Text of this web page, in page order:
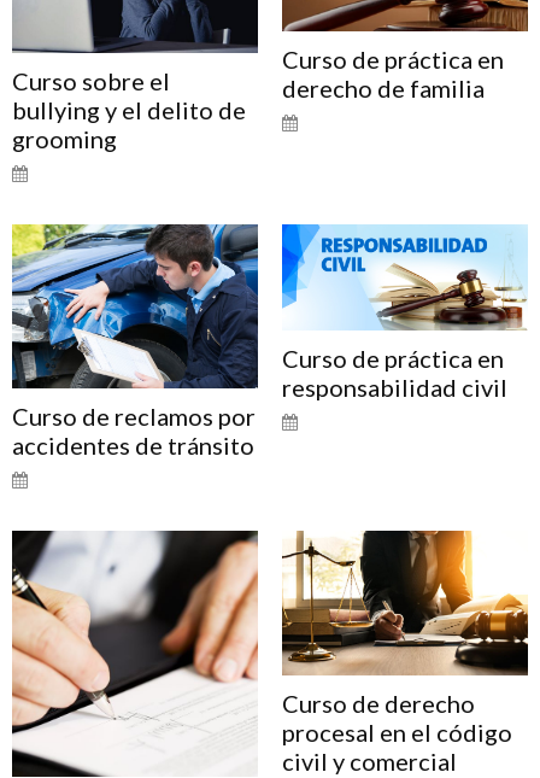
Curso sobre el
bullying y el delito de
grooming
Curso de práctica en
derecho de familia
Curso de reclamos por
accidentes de tránsito
Curso de práctica en
responsabilidad civil
Curso de derecho
procesal en el código
civil y comercial